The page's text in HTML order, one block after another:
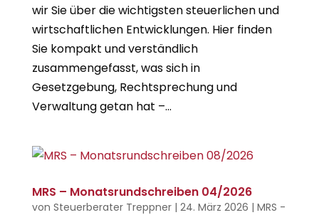
wir Sie über die wichtigsten steuerlichen und
wirtschaftlichen Entwicklungen. Hier finden
Sie kompakt und verständlich
zusammengefasst, was sich in
Gesetzgebung, Rechtsprechung und
Verwaltung getan hat –...
MRS – Monatsrundschreiben 04/2026
von Steuerberater Treppner| 24. März 2026 | MRS -